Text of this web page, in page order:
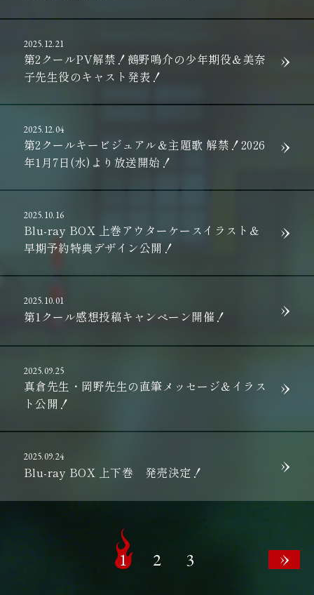
2025.12.21
第2クールPV解禁！鵺野鳴介の少年期役＆美奈
子先生役のキャスト発表！
2025.12.04
第2クールキービジュアル＆主題歌 解禁！2026
年1月7日(水)より放送開始！
2025.10.16
Blu-ray BOX 上巻アウターケースイラスト＆
早期予約特典デザイン公開！
2025.10.01
第1クール感想投稿キャンペーン開催！
2025.09.25
真倉先生・岡野先生の直筆メッセージ＆イラス
ト公開！
2025.09.24
Blu-ray BOX 上下巻 発売決定！
1 2 3